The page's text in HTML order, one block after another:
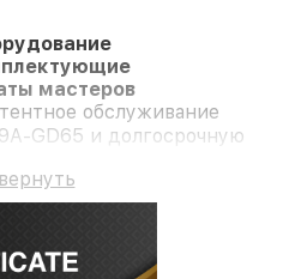
мастеров
обслуживание
GD65 и долгосрочную